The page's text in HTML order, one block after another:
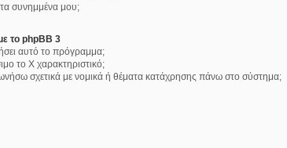
συνημμένα μου;
το phpBB 3
αυτό το πρόγραμμα;
το Χ χαρακτηριστικό;
σχετικά με νομικά ή θέματα κατάχρησης πάνω στο σύστημα;